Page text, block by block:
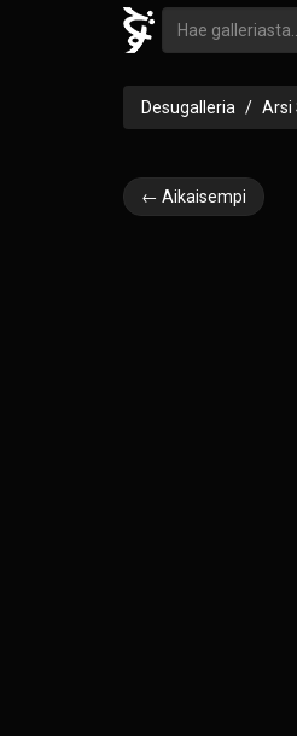
Desugalleria Arsi
← Aikaisempi